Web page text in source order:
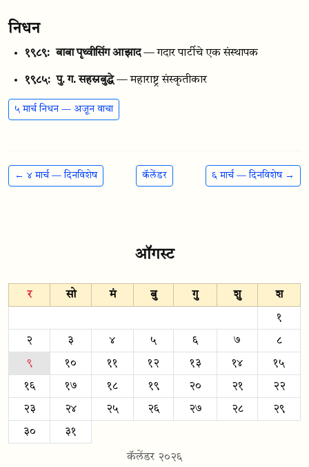
निधन
१९८९: बाबा पृथ्वीसिंग आझाद — गदार पार्टीचे एक संस्थापक
१९८५: पु. ग. सहस्रबुद्धे — महाराष्ट्र संस्कृतीकार
५ मार्च निधन — अजून वाचा
← ४ मार्च — दिनविशेष कॅलेंडर ६ मार्च — दिनविशेष →
ऑगस्ट
र सो मं बु गु शु श
१
२ ३ ४ ५ ६ ७ ८
९ १० ११ १२ १३ १४ १५
१६ १७ १८ १९ २० २१ २२
२३ २४ २५ २६ २७ २८ २९
३० ३१
कॅलेंडर २०२६